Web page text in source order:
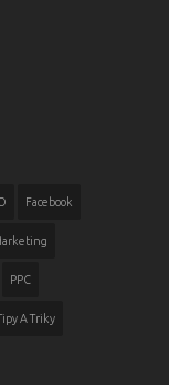
Facebook
PPC
A Triky